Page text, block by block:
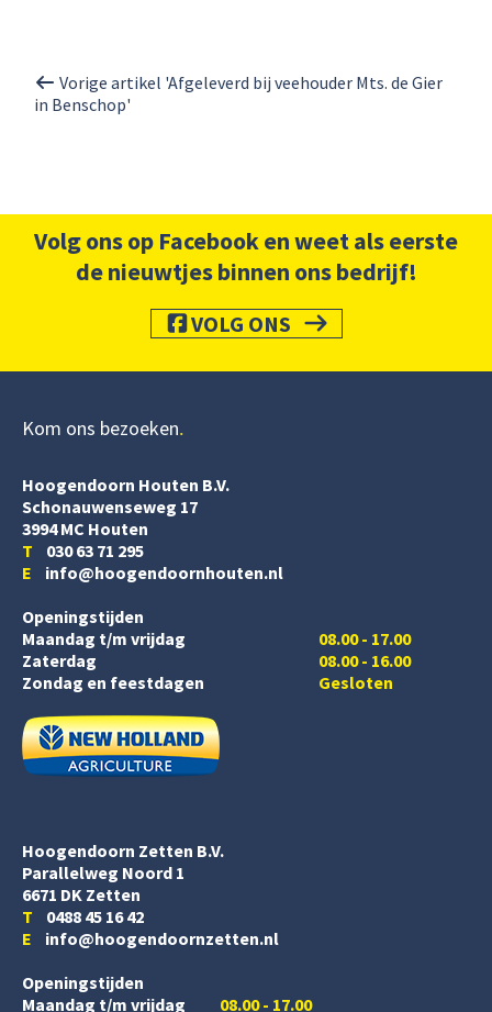
Vorige artikel 'Afgeleverd bij veehouder Mts. de Gier
in Benschop'
Volg ons op Facebook en weet als eerste
de nieuwtjes binnen ons bedrijf!
VOLG ONS
Kom ons bezoeken
Hoogendoorn Houten B.V.
Schonauwenseweg 17
3994 MC Houten
T 030 63 71 295
E info@hoogendoornhouten.nl
Openingstijden
Maandag t/m vrijdag
Zaterdag
08.00 - 17.00
08.00 - 16.00
Zondag en feestdagen
Gesloten
Hoogendoorn Zetten B.V.
Parallelweg Noord 1
6671 DK Zetten
T 0488 45 16 42
E info@hoogendoornzetten.nl
Openingstijden
Maandag t/m vrijdag
08.00 - 17.00